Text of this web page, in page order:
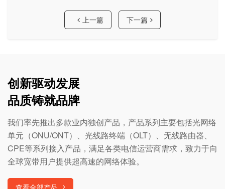
上一篇 下一篇
创新驱动发展
品质铸就品牌
我们率先推出多款业内独创产品，产品系列主要包括光网络
单元（ONU/ONT）、光线路终端（OLT）、无线路由器、
CPE等系列接入产品，满足各类电信运营商需求，致力于向
全球宽带用户提供超高速的网络体验。
查看全部产品